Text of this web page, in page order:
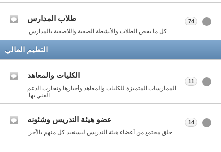
طلاب المدارس
كل ما يخص الطلاب والأنشطة الصفية واللاصفية بالمدارس.
74
التعليم العالي
الكليات والمعاهد
الممارسات المتميزة للكليات والمعاهد وأخبارها وتجارب الدعم
الفني بها.
11
عضو هيئة التدريس وشئونه
خلق مجتمع من أعضاء هيئة التدريس ليستفيد كل منهم بالآخر.
14